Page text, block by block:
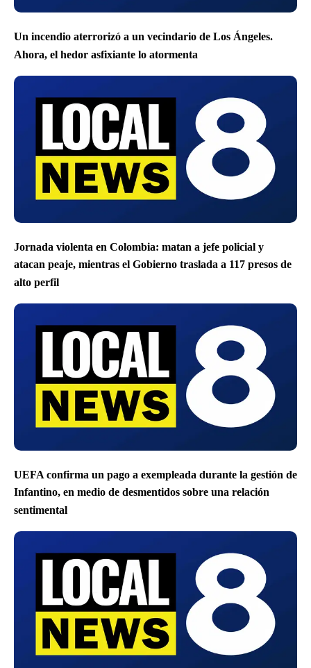
Un incendio aterrorizó a un vecindario de Los Ángeles.
Ahora, el hedor asfixiante lo atormenta
Jornada violenta en Colombia: matan a jefe policial y
atacan peaje, mientras el Gobierno traslada a 117 presos de
alto perfil
UEFA confirma un pago a exempleada durante la gestión de
Infantino, en medio de desmentidos sobre una relación
sentimental